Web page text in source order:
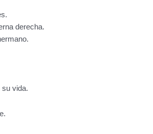
derecha.
vida.